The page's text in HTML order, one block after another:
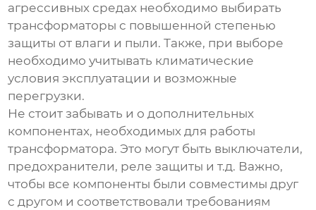
агрессивных средах необходимо выбирать
трансформаторы с повышенной степенью
защиты от влаги и пыли. Также, при выборе
необходимо учитывать климатические
условия эксплуатации и возможные
перегрузки.
Не стоит забывать и о дополнительных
компонентах, необходимых для работы
трансформатора. Это могут быть выключатели,
предохранители, реле защиты и т.д. Важно,
чтобы все компоненты были совместимы друг
с другом и соответствовали требованиям